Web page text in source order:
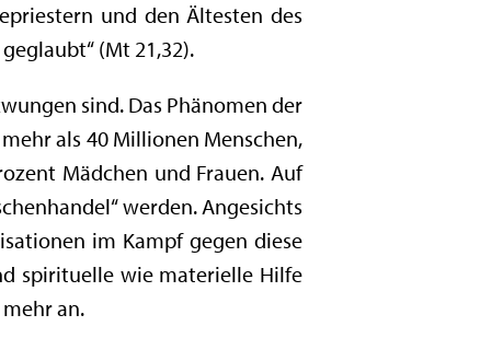
und den Ältesten des
(Mt 21,32).
sind. Das Phänomen der
als 40 Millionen Menschen,
Mädchen und Frauen. Auf
werden. Angesichts
im Kampf gegen diese
spirituelle wie materielle Hilfe
an.